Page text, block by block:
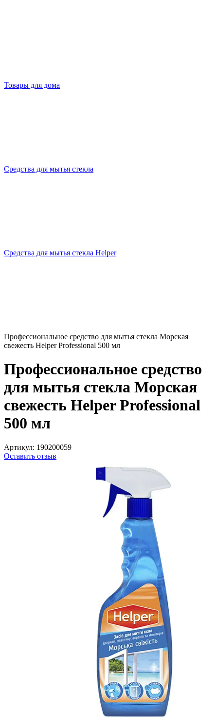
Товары для дома
Средства для мытья стекла
Средства для мытья стекла Helper
Профессиональное средство для мытья стекла Морская
свежесть Helper Professional 500 мл
Профессиональное средство
для мытья стекла Морская
свежесть Helper Professional
500 мл
Артикул: 190200059
Оставить отзыв